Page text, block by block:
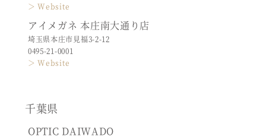
＞ Website
アイメガネ 本庄南大通り店
埼玉県本庄市見福3-2-12
0495-21-0001
＞ Website
千葉県
OPTIC DAIWADO